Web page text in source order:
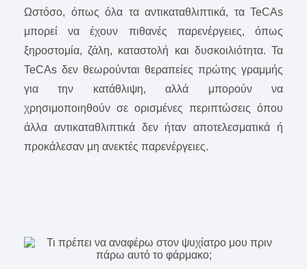
Ωστόσο, όπως όλα τα αντικαταθλιπτικά, τα TeCAs
μπορεί να έχουν πιθανές παρενέργειες, όπως
ξηροστομία, ζάλη, καταστολή και δυσκοιλιότητα. Τα
TeCAs δεν θεωρούνται θεραπείες πρώτης γραμμής
για την κατάθλιψη, αλλά μπορούν να
χρησιμοποιηθούν σε ορισμένες περιπτώσεις όπου
άλλα αντικαταθλιπτικά δεν ήταν αποτελεσματικά ή
προκάλεσαν μη ανεκτές παρενέργειες.